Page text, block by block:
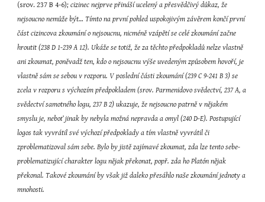
(srov. 237 B 4-6); cizinec nejprve přináší ucelený a přesvědčivý důkaz, že
nejsoucno nemůže být… Tímto na první pohled uspokojivým závěrem končí první
část cizincova zkoumání o nejsoucnu, nicméně vzápětí se celé zkoumání začne
hroutit (238 D 1-239 A 12). Ukáže se totiž, že za těchto předpokladů nelze vlastně
ani zkoumat, poněvadž ten, kdo o nejsoucnu výše uvedeným způsobem hovoří, je
vlastně sám se sebou v rozporu. V poslední části zkoumání (239 C 9-241 B 3) se
zcela v rozporu s výchozím předpokladem (srov. Parmenidovo svědectví, 237 A, a
svědectví samotného logu, 237 B 2) ukazuje, že nejsoucno patrně v nějakém
smyslu je, neboť jinak by nebyla možná nepravda a omyl (240 D-E). Postupující
logos tak vyvrátil své výchozí předpoklady a tím vlastně vyvrátil či
zproblematizoval sám sebe. Bylo by jistě zajímavé zkoumat, zda lze tento sebe-
problematizující charakter logu nějak překonat, popř. zda ho Platón nějak
překonal. Takové zkoumání by však již daleko přesáhlo naše zkoumání jednoty a
mnohosti.